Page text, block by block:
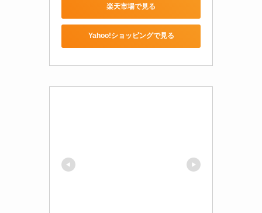
楽天市場で見る
Yahoo!ショッピングで見る